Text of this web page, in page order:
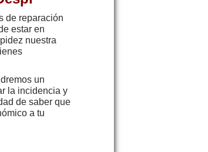
de reparación
estar en
nuestra
un
la incidencia y
de saber que
a tu